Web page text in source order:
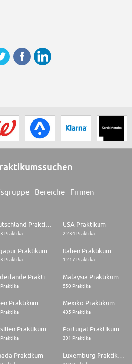
Bereiche Firmen
Praktika
USA Praktikum
2.234 Praktika
Praktikum
Praktika
Italien Praktikum
1.217 Praktika
Malaysia Praktikum
550 Praktika
Praktikum Mexiko Praktikum
405 Praktika
Praktikum Portugal Praktikum
301 Praktika
Praktikum